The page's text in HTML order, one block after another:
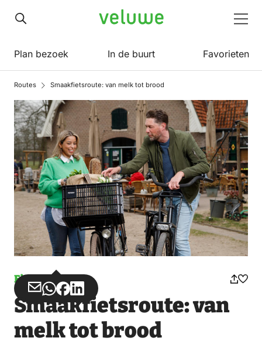
Veluwe
Plan bezoek In de buurt Favorieten
Routes Smaakfietsroute: van melk tot brood
Fietsen
Deel
via
Email
Deel
via
WhatsApp
Deel
op
Facebook
Deel
op
LinkedIn
Smaakfietsroute: van
melk tot brood